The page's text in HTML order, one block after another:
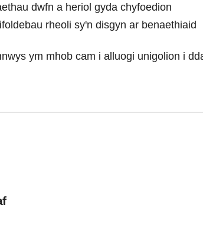
dwfn a heriol gyda chyfoedion
rheoli sy'n disgyn ar benaethiaid
ym mhob cam i alluogi unigolion i